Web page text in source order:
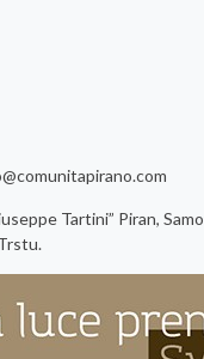
Tartini” Piran,